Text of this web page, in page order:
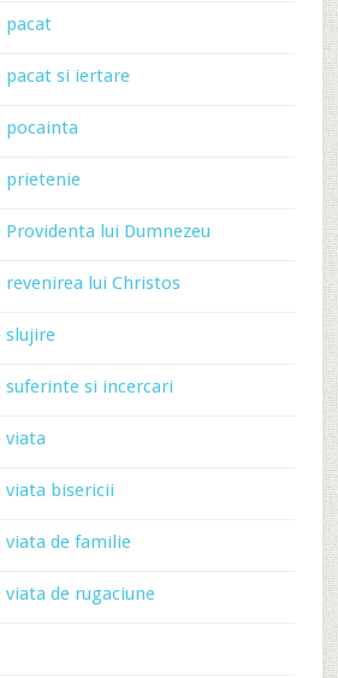
pacat
pacat si iertare
pocainta
prietenie
lui Dumnezeu
revenirea lui Christos
slujire
suferinte si incercari
viata
viata bisericii
viata de familie
de rugaciune